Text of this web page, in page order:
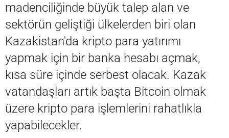
madenciliğinde büyük talep alan ve
sektörün geliştiği ülkelerden biri olan
Kazakistan'da kripto para yatırımı
yapmak için bir banka hesabı açmak,
kısa süre içinde serbest olacak. Kazak
vatandaşları artık başta Bitcoin olmak
üzere kripto para işlemlerini rahatlıkla
yapabilecekler.